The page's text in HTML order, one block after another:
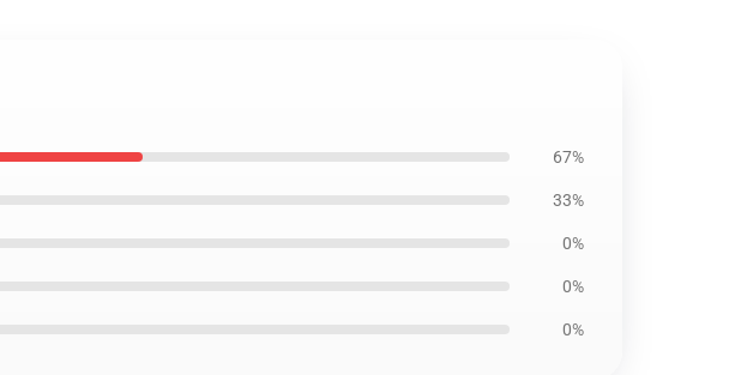
67%
33%
0%
0%
0%